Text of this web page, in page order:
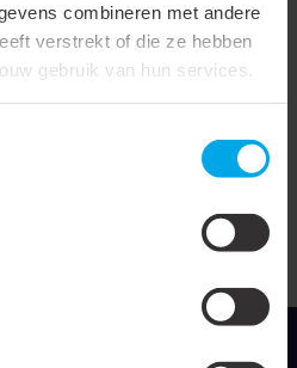
combineren met andere
verstrekt of die ze hebben
gebruik van hun services.